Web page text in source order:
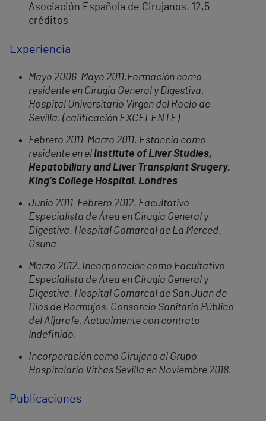
Asociación Española de Cirujanos. 12,5
créditos
Experiencia
Mayo 2006-Mayo 2011.Formación como
residente en Cirugía General y Digestiva.
Hospital Universitario Virgen del Rocío de
Sevilla. (calificación EXCELENTE)
Febrero 2011-Marzo 2011. Estancia como
residente en elInstitute of Liver Studies,
Hepatobiliary and Liver Transplant Srugery.
King’s College Hospital. Londres
Junio 2011-Febrero 2012. Facultativo
Especialista de Área en Cirugía General y
Digestiva. Hospital Comarcal de La Merced.
Osuna
Marzo 2012. Incorporación como Facultativo
Especialista de Área en Cirugía General y
Digestiva. Hospital Comarcal de San Juan de
Dios de Bormujos. Consorcio Sanitario Público
del Aljarafe. Actualmente con contrato
indefinido.
Incorporación como Cirujano al Grupo
Hospitalario Vithas Sevilla en Noviembre 2018.
Publicaciones